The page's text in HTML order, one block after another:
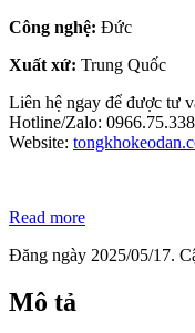
Công nghệ: Đức
Xuất xứ: Trung Quốc
Liên hệ ngay để được tư
Hotline/Zalo:
Website:
Read more
Đăng ngày 2025/05/17.
Mô tả